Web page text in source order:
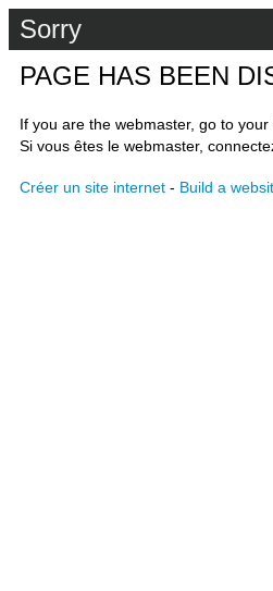
Sorry
PAGE HAS BEEN
If you are the webmaster, go to
Si vous êtes le webmaster,
Créer un site internet - Build a